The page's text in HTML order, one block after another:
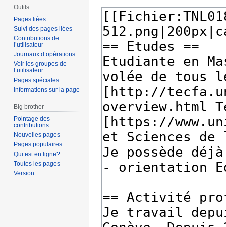
Outils
Pages liées
Suivi des pages liées
Contributions de
l’utilisateur
Journaux d’opérations
Voir les groupes de
l’utilisateur
Pages spéciales
Informations sur la page
Big brother
Pointage des
contributions
Nouvelles pages
Pages populaires
Qui est en ligne?
Toutes les pages
Version